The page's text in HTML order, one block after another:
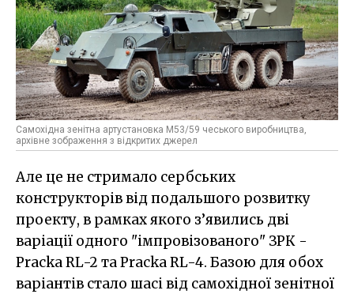
Самохідна зенітна артустановка M53/59 чеського виробництва,
архівне зображення з відкритих джерел
Але це не стримало сербських
конструкторів від подальшого розвитку
проекту, в рамках якого з’явились дві
варіації одного "імпровізованого" ЗРК -
Pracka RL-2 та Pracka RL-4. Базою для обох
варіантів стало шасі від самохідної зенітної